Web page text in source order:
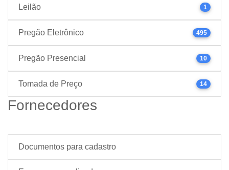
Leilão 1
Pregão Eletrônico 495
Pregão Presencial 10
Tomada de Preço 14
Fornecedores
Documentos para cadastro